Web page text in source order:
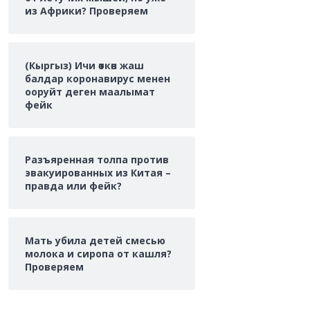
из Африки? Проверяем
(Кыргыз) Ичи өткөн жаш
балдар коронавирус менен
ооруйт деген маалымат
фейк
Разъяренная толпа против
эвакуированных из Китая –
правда или фейк?
Мать убила детей смесью
молока и сиропа от кашля?
Проверяем